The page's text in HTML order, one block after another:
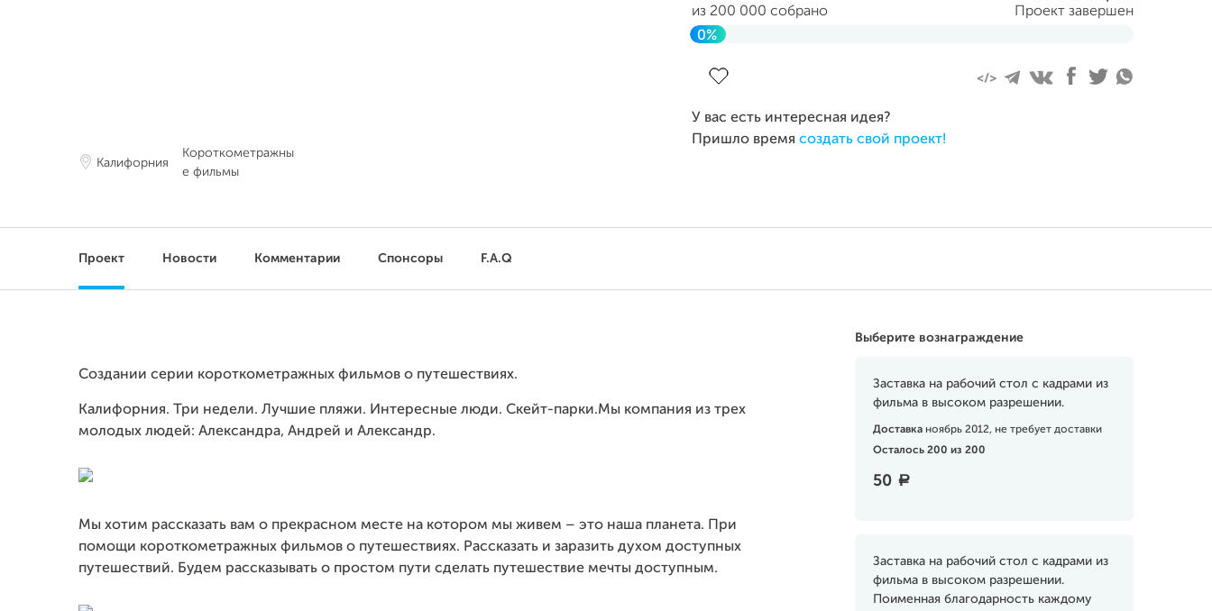
Калифорния
Короткометражны
е фильмы
из 200 000 собрано
Проект завершен
0%
У вас есть интересная идея?
Пришло время создать свой проект!
Проект Новости Комментарии Спонсоры F.A.Q
Выберите вознаграждение
Заставка на рабочий стол с кадрами из
фильма в высоком разрешении.
Доставка ноябрь 2012, не требует доставки
Осталось 200 из 200
50 a
Заставка на рабочий стол с кадрами из
фильма в высоком разрешении.
Поименная благодарность каждому
Cоздании серии короткометражных фильмов о путешествиях.
Калифорния. Три недели. Лучшие пляжи. Интересные люди. Скейт-парки.Мы компания из трех
молодых людей: Aлександра, Андрей и Александр.
Мы хотим рассказать вам о прекрасном месте на котором мы живем – это наша планета. При
помощи короткометражных фильмов о путешествиях. Рассказать и заразить духом доступных
путешествий. Будем рассказывать о простом пути сделать путешествие мечты доступным.